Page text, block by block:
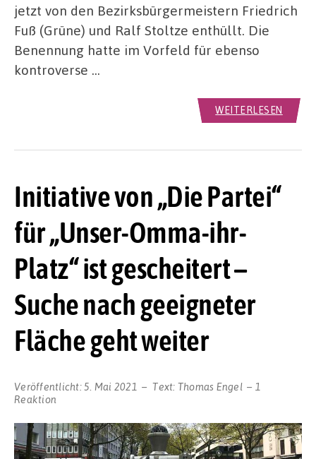
jetzt von den Bezirksbürgermeistern Friedrich
Fuß (Grüne) und Ralf Stoltze enthüllt. Die
Benennung hatte im Vorfeld für ebenso
kontroverse …
WEITERLESEN
Initiative von „Die Partei“
für „Unser-Omma-ihr-
Platz“ ist gescheitert –
Suche nach geeigneter
Fläche geht weiter
Veröffentlicht:5. Mai 2021 Text: Thomas Engel
1
Reaktion